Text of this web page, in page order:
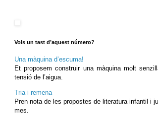
Vols un tast d’aquest número?
Una màquina d’escuma!
Et proposem construir una màquina molt
tensió de l’aigua.
Tria i remena
Pren nota de les propostes de literatura infantil i
mes.